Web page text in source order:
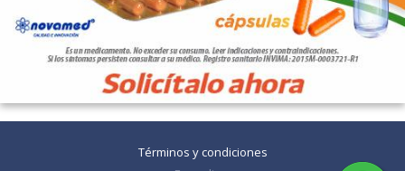
Términos y condiciones